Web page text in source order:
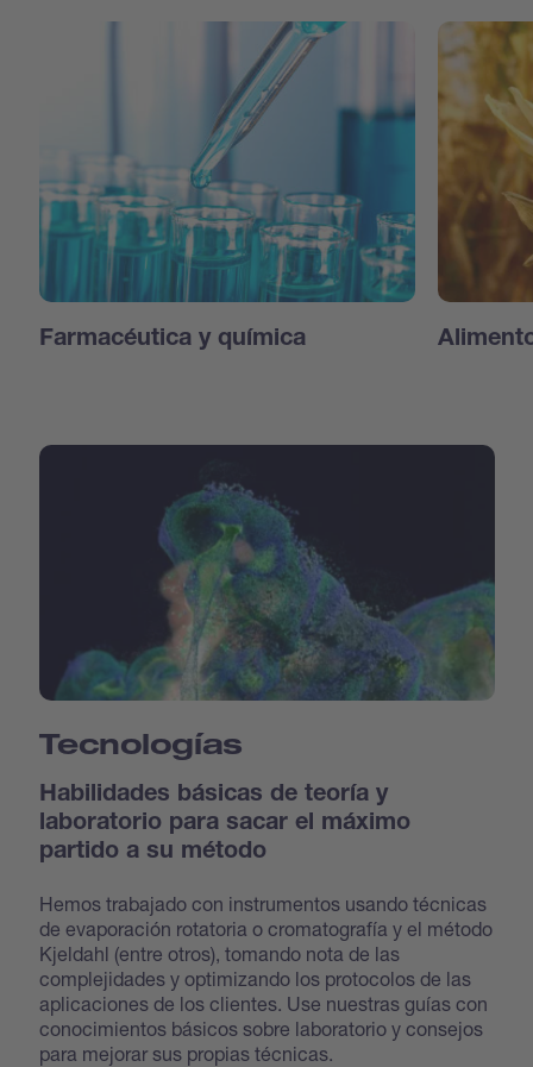
Farmacéutica y química
Tecnologías
Habilidades básicas de teoría y
laboratorio para sacar el máximo
partido a su método
Hemos trabajado con instrumentos usando técnicas
de evaporación rotatoria o cromatografía y el método
Kjeldahl (entre otros), tomando nota de las
complejidades y optimizando los protocolos de las
aplicaciones de los clientes. Use nuestras guías con
conocimientos básicos sobre laboratorio y consejos
para mejorar sus propias técnicas.